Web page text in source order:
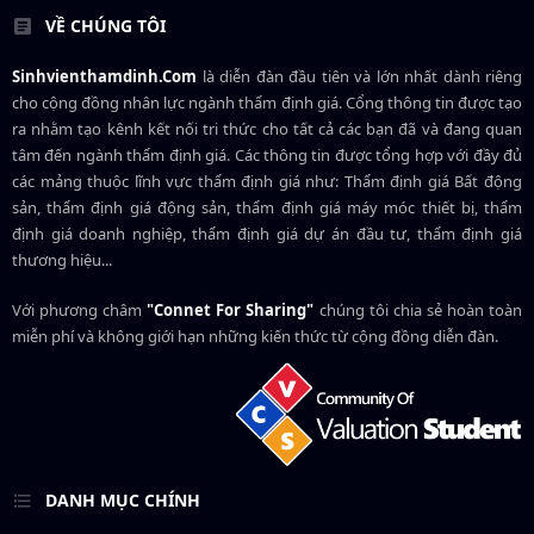
VỀ CHÚNG TÔI
Sinhvienthamdinh.Com là diễn đàn đầu tiên và lớn nhất dành riêng
cho cộng đồng nhân lực ngànhthẩm định giá. Cổng thông tin được tạo
ra nhằm tạo kênh kết nối tri thức cho tất cả các bạn đã và đang quan
tâm đến ngành thẩm định giá. Các thông tin được tổng hợp với đầy đủ
các mảng thuộc lĩnh vực thẩm định giá như: Thẩm định giá Bất động
sản, thẩm định giá động sản, thẩm định giá máy móc thiết bị, thẩm
định giá doanh nghiệp, thẩm định giá dự án đầu tư, thẩm định giá
thương hiệu...
Với phương châm"Connet For Sharing" chúng tôi chia sẻ hoàn toàn
miễn phí và không giới hạn những kiến thức từ cộng đồng diễn đàn.
DANH MỤC CHÍNH